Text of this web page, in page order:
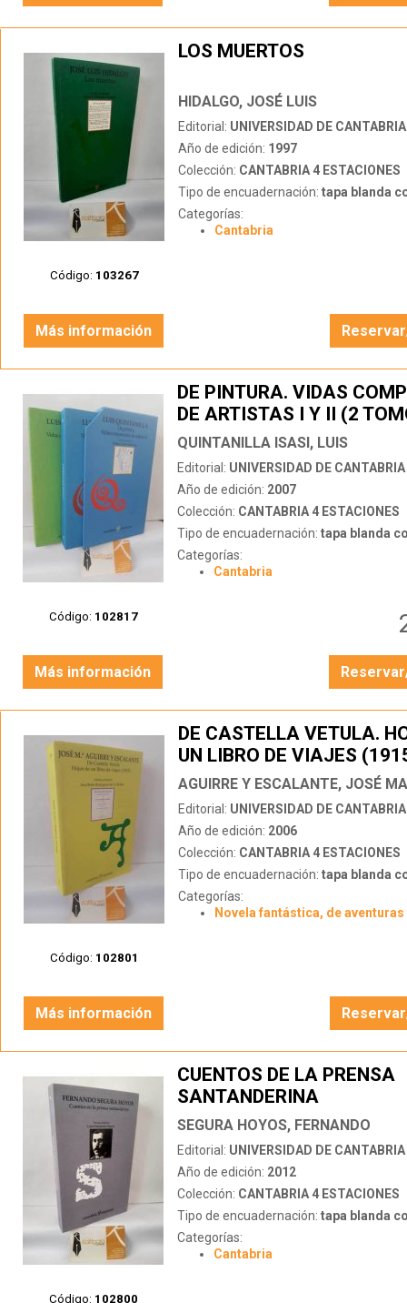
Código: 103267
LOS MUERTOS
HIDALGO, JOSÉ LUIS
Editorial: UNIVERSIDAD DE CANTABRIA
Año de edición: 1997
Colección: CANTABRIA 4 ESTACIONES
Tipo de encuadernación: tapa blanda
Categorías:
Cantabria
Más información
Código: 102817
DE PINTURA. VIDAS
DE ARTISTAS I Y II (2
ESTUCHE)
QUINTANILLA ISASI, LUIS
Editorial: UNIVERSIDAD DE CANTABRIA
Año de edición: 2007
Colección: CANTABRIA 4 ESTACIONES
Tipo de encuadernación: tapa blanda
Categorías:
Cantabria
Más información
Código: 102801
DE CASTELLA VETULA.
UN LIBRO DE VIAJES
AGUIRRE Y ESCALANTE, JOSÉ
Editorial: UNIVERSIDAD DE CANTABRIA
Año de edición: 2006
Colección: CANTABRIA 4 ESTACIONES
Tipo de encuadernación: tapa blanda
Categorías:
Novela fantástica, de aventuras
Más información
Código: 102800
CUENTOS DE LA PRENSA
SANTANDERINA
SEGURA HOYOS, FERNANDO
Editorial: UNIVERSIDAD DE CANTABRIA
Año de edición: 2012
Colección: CANTABRIA 4 ESTACIONES
Tipo de encuadernación: tapa blanda
Categorías:
Cantabria